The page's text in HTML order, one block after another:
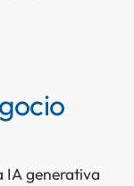
IA generativa